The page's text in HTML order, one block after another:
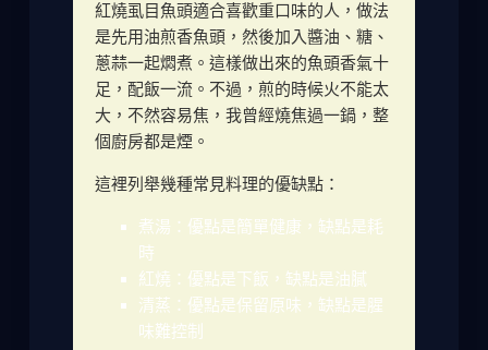
紅燒虱目魚頭適合喜歡重口味的人，做法
是先用油煎香魚頭，然後加入醬油、糖、
蔥蒜一起燜煮。這樣做出來的魚頭香氣十
足，配飯一流。不過，煎的時候火不能太
大，不然容易焦，我曾經燒焦過一鍋，整
個廚房都是煙。
這裡列舉幾種常見料理的優缺點：
煮湯：優點是簡單健康，缺點是耗
時
紅燒：優點是下飯，缺點是油膩
清蒸：優點是保留原味，缺點是腥
味難控制